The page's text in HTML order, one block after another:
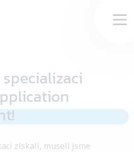
specializaci
!
získali, museli jsme